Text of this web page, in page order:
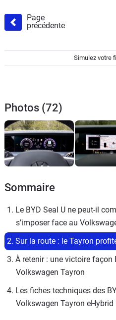
Page
précédente
Simulez votre
Photos (72)
Sommaire
1. Le BYD Seal U ne peut-il
s’imposer face au
2. Sur la route : le Tayron
3. À retenir : une victoire façon
Volkswagen Tayron
4. Les fiches techniques des
Volkswagen Tayron eHybrid